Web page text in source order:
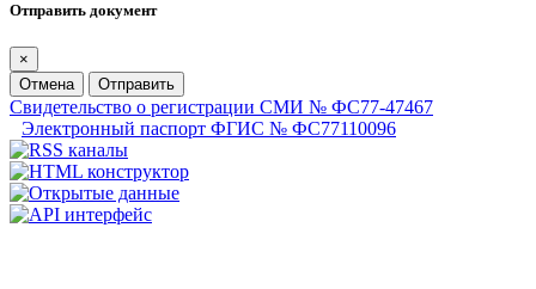
Отправить документ
×
Отмена
Отправить
Свидетельство о регистрации СМИ № ФС77-47467
Электронный паспорт ФГИС № ФС77110096